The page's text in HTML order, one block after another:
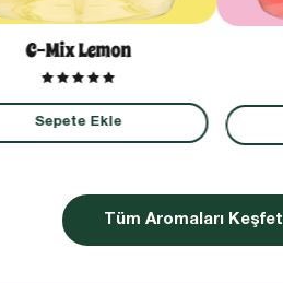
C-Mix Lemon
Sepete Ekle
Tüm Aromaları Keşfet